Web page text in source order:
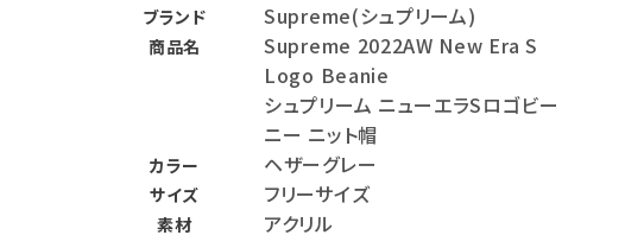
アクセサリーブランド Supreme(シュプリーム)
商品名
Supreme 2022AW New Era S
Logo Beanie
シュプリーム ニューエラSロゴビー
ニー ニット帽
カラー ヘザーグレー
サイズ フリーサイズ
素材 アクリル